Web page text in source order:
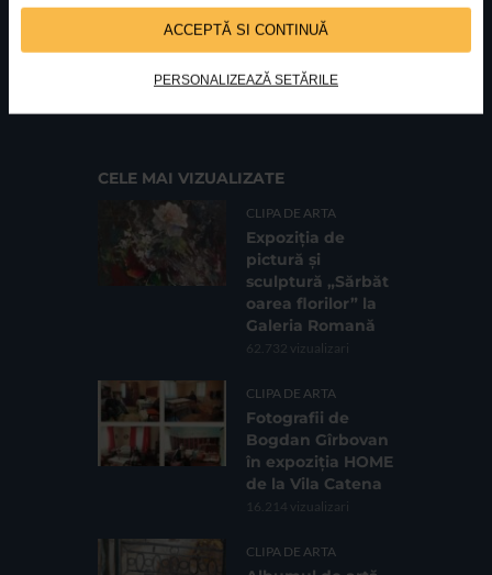
ACCEPTĂ SI CONTINUĂ
PERSONALIZEAZĂ SETĂRILE
FUNDATIA FILDAS ARTNr inreg registrul special: 4 PJ/ 29.01.2013
CELE MAI VIZUALIZATE
CLIPA DE ARTA
Expoziția de
pictură și
sculptură „Sărbăt
oarea florilor” la
Galeria Romană
62.732 vizualizari
CLIPA DE ARTA
Fotografii de
Bogdan Gîrbovan
în expoziția HOME
de la Vila Catena
16.214 vizualizari
CLIPA DE ARTA